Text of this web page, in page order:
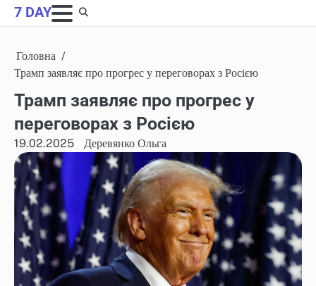
Skip
to
7 DAY
Головна
Трамп заявляє про прогрес у переговорах з Росією
Трамп заявляє про прогрес у
переговорах з Росією
19.02.2025 Деревянко Ольга